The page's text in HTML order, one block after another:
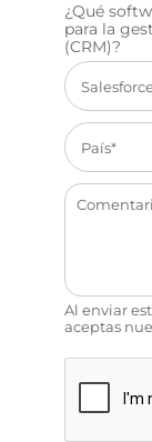
¿Qué
para la
(CRM)?
Al enviar
aceptas